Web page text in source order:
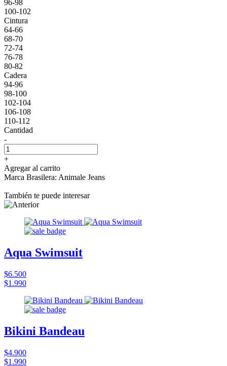
96-98
100-102
Cintura
64-66
68-70
72-74
76-78
80-82
Cadera
94-96
98-100
102-104
106-108
110-112
Cantidad
-
+
Agregar al carrito
Marca Brasilera: Animale Jeans
También te puede interesar
Aqua Swimsuit
$6.500
$1.990
Bikini Bandeau
$4.900
$1.990